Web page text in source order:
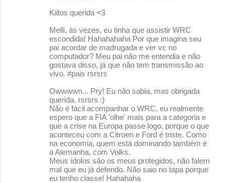
Kiitos querida <3
Melli, às vezes, eu tinha que assistir WRC
escondida! Hahahahaha Por que imagina seu
pai acordar de madrugada e ver vc no
computador? Meu pai não me entendia e não
gostava disso, já que não tem transmissão ao
vivo. #pais rsrsrs
Owwwwn... Pry! Eu não sabia, mas obrigada
querida. rsrsrs :)
Não é fácil acompanhar o WRC, eu realmente
espero que a FIA 'olhe' mais para a categoria e
que a crise na Europa passe logo, porque o que
aconteceu com a Citroen e Ford é triste. Como
na economia, quem está dominando também é
a Alemanha, com Volks.
Meus ídolos são os meus protegidos, não falem
mal que eu já defendo. Não saio no tapa porque
eu tenho classe! Hahahaha